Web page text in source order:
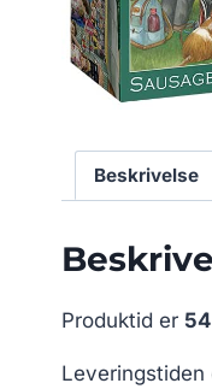
Beskrivelse
Produktid er
Leveringstiden